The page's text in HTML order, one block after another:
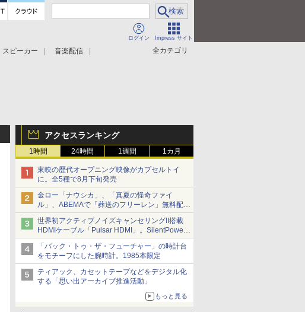
ログイン Impress サイト
全カテゴリ
スピーカー
音楽配信
アクセスランキング
1時間 24時間 1週間 1カ月
東映の歴代オープニング映像がカプセルトイ
に。全5種で8月下旬発売
金ロー「ナウシカ」、「真夏の怪奇ファイ
ル」、ABEMAで「葬送のフリーレン」無料配信
など。夏の特番・配信情報
世界初アクティブノイズキャンセリングII搭載
HDMIケーブル「Pulsar HDMI」。SilentPower
から
「バック・トゥ・ザ・フューチャー」の時計台
をモチーフにした腕時計。1985本限定
ティアック、カセットテープなどをデジタル化
する「思い出アーカイブ推進活動」
もっと見る